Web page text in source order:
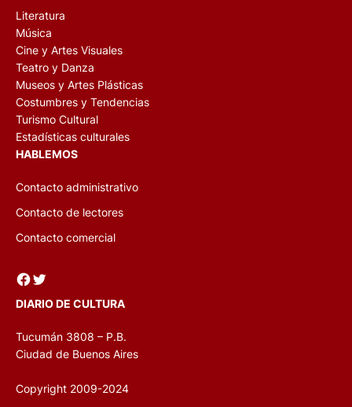
Literatura
Música
Cine y Artes Visuales
Teatro y Danza
Museos y Artes Plásticas
Costumbres y Tendencias
Turismo Cultural
Estadísticas culturales
HABLEMOS
Contacto administrativo
Contacto de lectores
Contacto comercial
Facebook Twitter
DIARIO DE CULTURA
Tucumán 3808 – P.B.
Ciudad de Buenos Aires
Copyright 2009-2024